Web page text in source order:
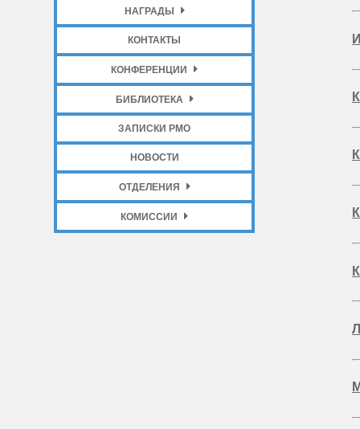
НАГРАДЫ
КОНТАКТЫ
КОНФЕРЕНЦИИ
БИБЛИОТЕКА
ЗАПИСКИ РМО
НОВОСТИ
ОТДЕЛЕНИЯ
КОМИССИИ